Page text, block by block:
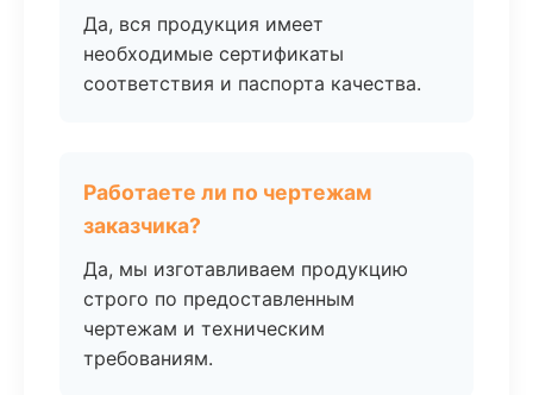
Да, вся продукция имеет
необходимые сертификаты
соответствия и паспорта качества.
Работаете ли по чертежам
заказчика?
Да, мы изготавливаем продукцию
строго по предоставленным
чертежам и техническим
требованиям.